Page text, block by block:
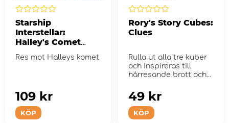
Starship
Interstellar:
Halley's Comet
(Exp.)
Res mot Halleys komet
KÖP
109 kr
Rory's Story Cubes:
Clues
Rulla ut alla tre kuber
och inspireras till
hårresande brott och
KÖP
49 kr